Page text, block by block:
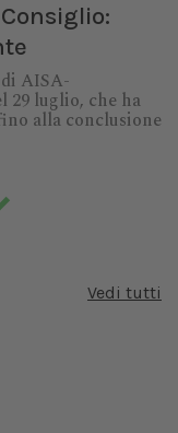
AISA-
29 luglio, che ha
alla conclusione
Vedi tutti